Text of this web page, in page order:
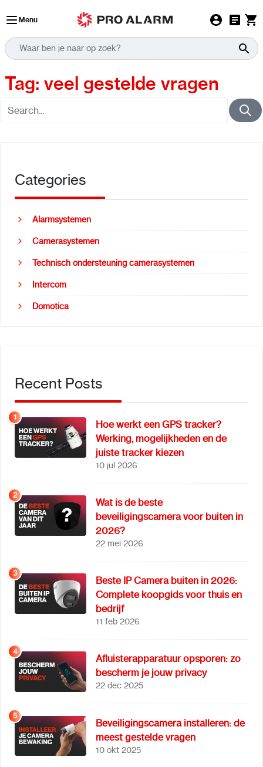
Menu
Tag: veel gestelde vragen
Categories
Alarmsystemen
Camerasystemen
Technisch ondersteuning camerasystemen
Intercom
Domotica
Recent Posts
1
Hoe werkt een GPS tracker?
Werking, mogelijkheden en de
juiste tracker kiezen
10 jul 2026
2
Wat is de beste
beveiligingscamera voor buiten in
2026?
22 mei 2026
3
Beste IP Camera buiten in 2026:
Complete koopgids voor thuis en
bedrijf
11 feb 2026
4
Afluisterapparatuur opsporen: zo
bescherm je jouw privacy
22 dec 2025
5
Beveiligingscamera installeren: de
meest gestelde vragen
10 okt 2025